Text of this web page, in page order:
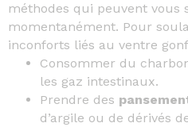
méthodes qui peuvent vous
momentanément. Pour
inconforts liés au ventre
Consommer du
les gaz intestinaux.
Prendre des
d’argile ou de dérivés